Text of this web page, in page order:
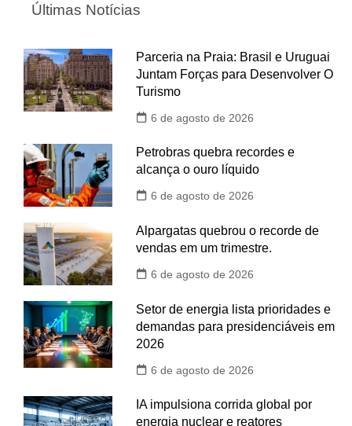
Últimas Notícias
Parceria na Praia: Brasil e Uruguai
Juntam Forças para Desenvolver O
Turismo
6 de agosto de 2026
Petrobras quebra recordes e
alcança o ouro líquido
6 de agosto de 2026
Alpargatas quebrou o recorde de
vendas em um trimestre.
6 de agosto de 2026
Setor de energia lista prioridades e
demandas para presidenciáveis em
2026
6 de agosto de 2026
IA impulsiona corrida global por
energia nuclear e reatores